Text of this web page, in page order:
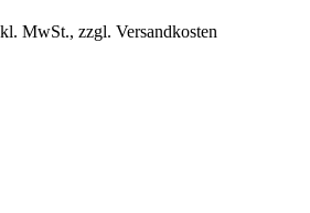
MwSt., zzgl. Versandkosten